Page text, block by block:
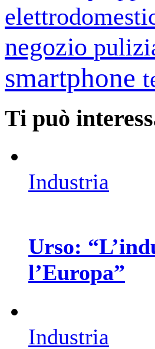
negozio
smartphone
Ti può
Industria
Urso:
l’Europa”
Industria